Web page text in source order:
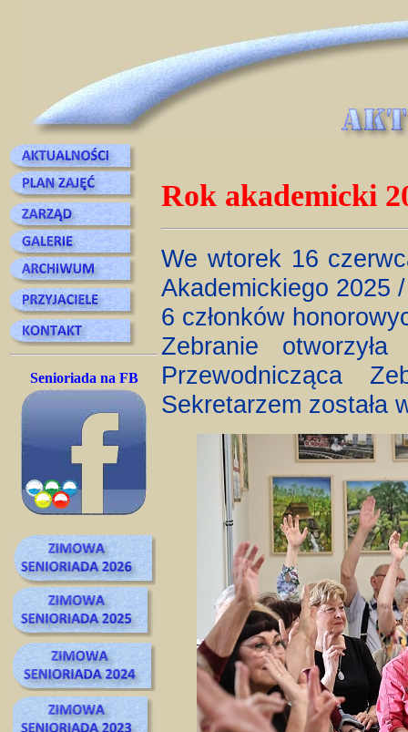
Senioriada na FB
Rok akademicki
We wtorek 16
Akademickiego 2025
6 członków
Zebranie
Przewodnicząca
Sekretarzem została